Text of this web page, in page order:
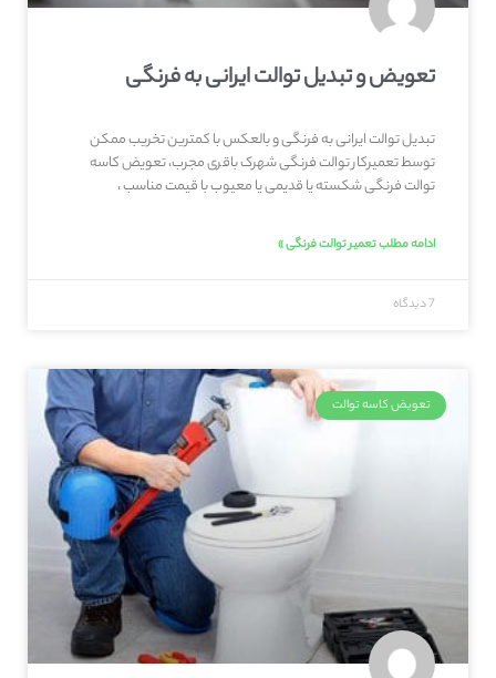
تعویض و تبدیل توالت ایرانی به فرنگی
تبدیل توالت ایرانی به فرنگی و بالعکس با کمترین تخریب ممکن
توسط تعمیرکار توالت فرنگی شهرک باقری مجرب، تعویض کاسه
توالت فرنگی شکسته یا قدیمی یا معیوب با قیمت مناسب ،
ادامه مطلب تعمیر توالت فرنگی »
7 دیدگاه
تعویض کاسه توالت